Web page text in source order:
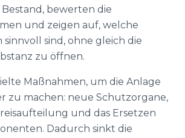
bewerten die
und zeigen auf, welche
sind, ohne gleich die
zu öffnen.
Maßnahmen, um die Anlage
zu machen: neue Schutzorgane,
und das Ersetzen
Dadurch sinkt die